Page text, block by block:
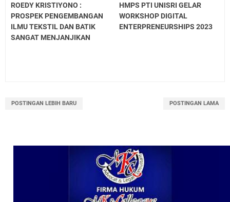
ROEDY KRISTIYONO :
PROSPEK PENGEMBANGAN
ILMU TEKSTIL DAN BATIK
SANGAT MENJANJIKAN
HMPS PTI UNISRI GELAR
WORKSHOP DIGITAL
ENTERPRENEURSHIPS 2023
POSTINGAN LEBIH BARU POSTINGAN LAMA